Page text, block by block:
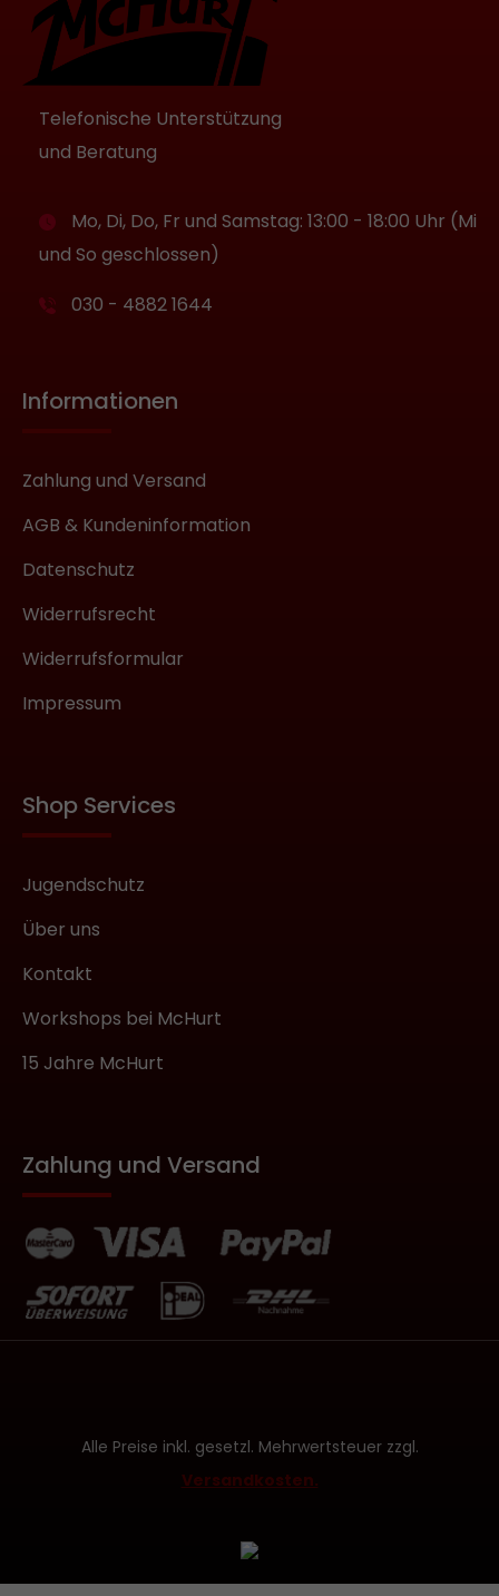
Telefonische Unterstützung
und Beratung
Mo, Di, Do, Fr und Samstag: 13:00 - 18:00 Uhr (Mi
und So geschlossen)
030 - 4882 1644
Informationen
Zahlung und Versand
AGB & Kundeninformation
Datenschutz
Widerrufsrecht
Widerrufsformular
Impressum
Shop Services
Jugendschutz
Über uns
Kontakt
Workshops bei McHurt
15 Jahre McHurt
Zahlung und Versand
Alle Preise inkl. gesetzl. Mehrwertsteuer zzgl.
Versandkosten.